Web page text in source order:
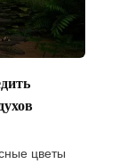
цветы